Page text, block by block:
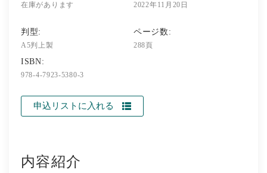
在庫があります 2022年11月20日
判型:
A5判上製
ページ数:
288頁
ISBN:
978-4-7923-5380-3
申込リストに入れる
内容紹介